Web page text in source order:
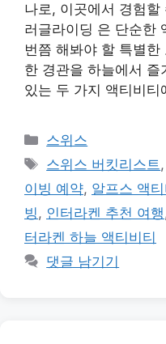
나로, 이곳에서 경험할
러글라이딩 은 단순한
번쯤 해봐야 할 특별
한 경관을 하늘에서
있는 두 가지 액티비티
카
테
리
스위스
태
그
스위스 버킷리스트,
이빙 예약, 알프스 액티
빙, 인터라켄 추천 여행
터라켄 하늘 액티비티
댓글 남기기